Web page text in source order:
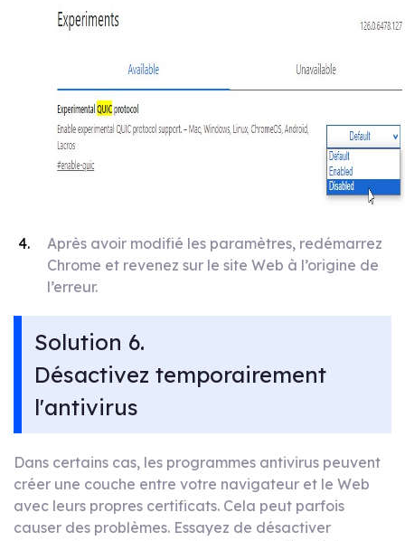
Après avoir modifié les paramètres, redémarrez
Chrome et revenez sur le site Web à l’origine de
l’erreur.
Solution 6.
Désactivez temporairement
l'antivirus
Dans certains cas, les programmes antivirus peuvent
créer une couche entre votre navigateur et le Web
avec leurs propres certificats. Cela peut parfois
causer des problèmes. Essayez de désactiver